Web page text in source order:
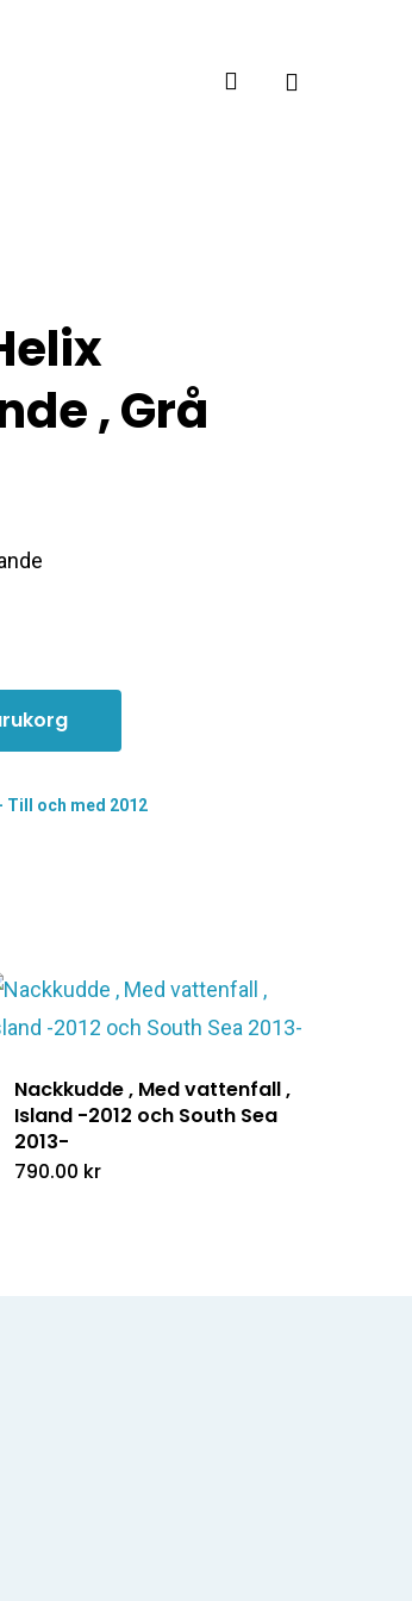
, Grå
Till och med 2012
Nackkudde , Med vattenfall ,
Island -2012 och South Sea
2013-
790.00 kr